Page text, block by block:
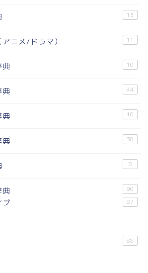
13
ニメ/ドラマ） 11
典 10
典 44
典 10
典 30
8
典 90
プ 87
88